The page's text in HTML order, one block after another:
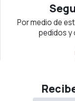
Por medio de
pedidos y